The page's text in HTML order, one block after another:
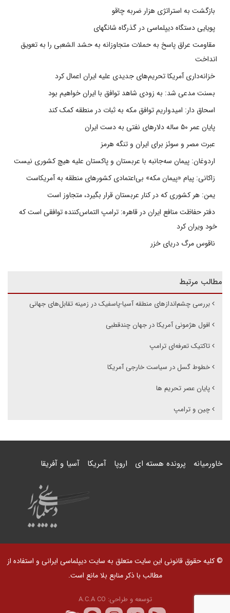
بازگشت به استراتژی هزار ضربه چاقو
پویایی دستگاه دیپلماسی در گذرگاه شانگهای
مقاومت عراق پاسخ به حملات متجاوزانه به حشد الشعبی را به تعویق
انداخت
خزانه‌داری آمریکا تحریم‌های جدیدی علیه ایران اعمال کرد
بسنت مدعی شد: به زودی شاهد توافق با ایران خواهیم بود
اسحاق دار: امیدواریم توافق مکه به ثبات در منطقه کمک کند
پایان عمر ۵۰ ساله دلارهای نفتی به دست ایران
عبرت مصر و سوئز برای ایران و تنگه هرمز
اردوغان: پیمان سه‌جانبه با عربستان و پاکستان علیه هیچ کشوری نیست
زاکانی: پیام «پیمان مکه» بی‌اعتمادی کشورهای منطقه به آمریکاست
یمن: هر کشوری که در کنار عربستان قرار بگیرد، متجاوز است
دفتر حفاظت منافع ایران در قاهره: ترامپ التماس‌کننده توافقی است که
خود ویران کرد
ناقوس مرگ دریای خزر
مطالب مرتبط
بررسی چشم‌اندازهای منطقه آسیا-پاسفیک در زمینه تقابل‌های جهانی
افول هژمونی آمریکا در جهان چندقطبی
تاکتیک تعرفه‌‎ای ترامپ
خطوط گسل در سیاست خارجی آمریکا
پایان عصر تحریم ها
چین و ترامپ
خاورمیانه پرونده هسته ای اروپا آمریکا آسیا و آفریقا
© کلیه حقوق قانونی این سایت متعلق به سایت دیپلماسی ایرانی و استفاده از
مطالب با ذکر منابع بلا مانع است.
توسعه و طراحی: A.C.A CO